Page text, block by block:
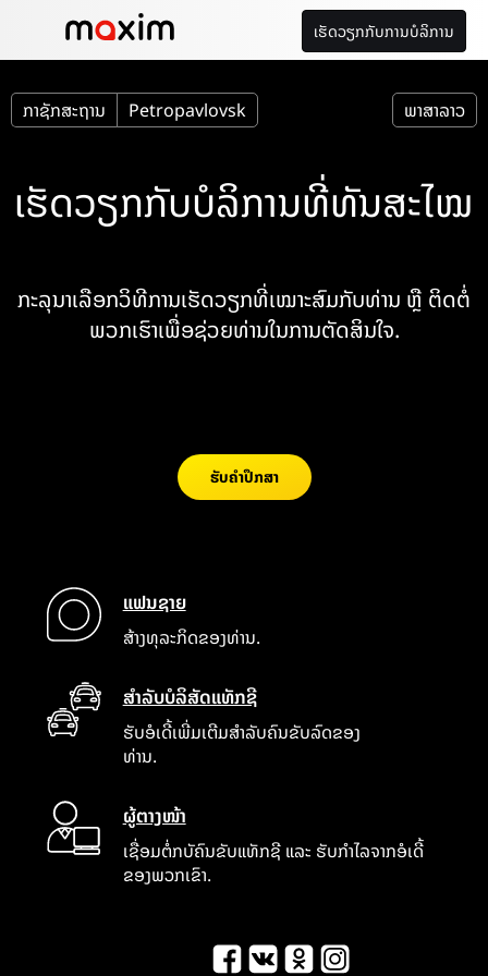
ເຮັດວຽກກັບການບໍລິການ
ກາຊັກສະຖານ Petropavlovsk ພາສາລາວ
ເຮັດວຽກກັບບໍລິການທີ່ທັນສະໄໝ
ກະລຸນາເລືອກວິທີການເຮັດວຽກທີ່ເໝາະສົມກັບທ່ານ ຫຼື ຕິດຕໍ່
ພວກເຮົາເພື່ອຊ່ວຍທ່ານໃນການຕັດສິນໃຈ.
ຮັບຄໍາປຶກສາ
ແຟນຊາຍ
ສ້າງທຸລະກິດຂອງທ່ານ.
ສຳລັບບໍລິສັດແທັກຊີ
ຮັບອໍເດີ້ເພີ່ມເຕີມສໍາລັບຄົນຂັບລົດຂອງ
ທ່ານ.
ຜູ້ຕາງໜ້າ
ເຊື່ອມຕໍ່ກບັຄົນຂັບແທັກຊີ ແລະ ຮັບກໍາໄລຈາກອໍເດີ້
ຂອງພວກເຂົາ.